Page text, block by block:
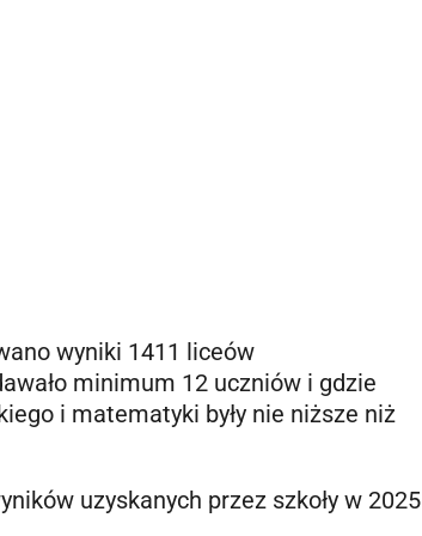
wyniki 1411 liceów
minimum 12 uczniów i gdzie
i matematyki były nie niższe niż
uzyskanych przez szkoły w 2025